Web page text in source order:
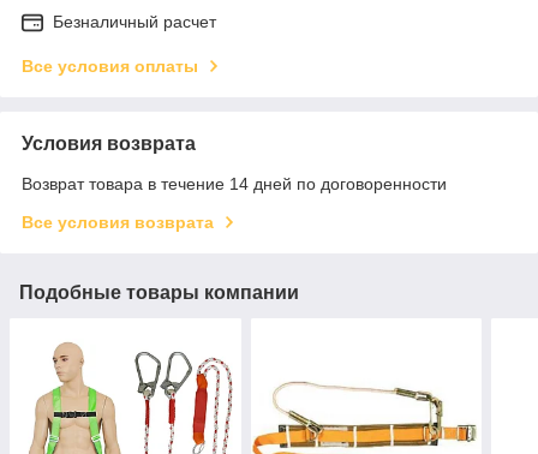
Безналичный расчет
Все условия оплаты
Условия возврата
Возврат товара в течение 14 дней по договоренности
Все условия возврата
Подобные товары компании